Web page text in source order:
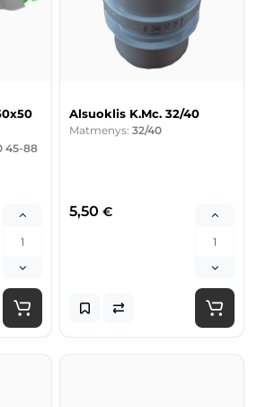
45-88
Alsuoklis K.Mc. 32/40
Matmenys: 32/40
5,50 €